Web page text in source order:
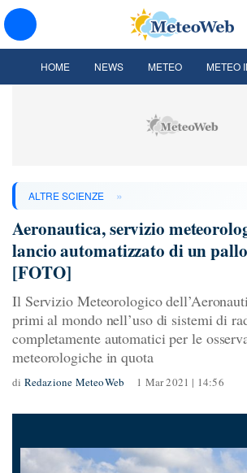
HOME NEWS METEO METEO
ALTRE SCIENZE »
Aeronautica, servizio
lancio automatizzato di un
[FOTO]
Il Servizio Meteorologico
primi al mondo nell’uso di sistemi di
completamente automatici per le
meteorologiche in quota
di Redazione MeteoWeb 1 Mar 2021 | 14:56